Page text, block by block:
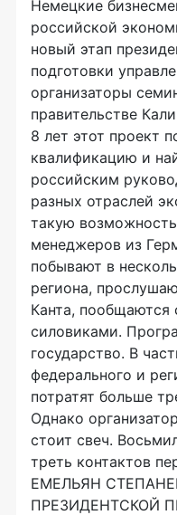
Немецкие
российской
новый этап
подготовки
организаторы
правительстве
8 лет этот проект
квалификацию и
российским
разных отраслей
такую
менеджеров из
побывают в
региона,
Канта, пообщаются
силовиками.
государство. В
федерального и
потратят больше
Однако
стоит свеч.
треть контактов
ЕМЕЛЬЯН
ПРЕЗИДЕНТСКОЙ